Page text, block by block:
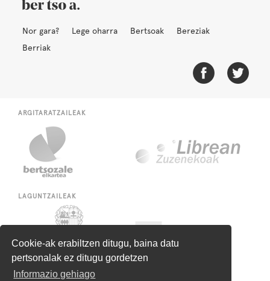
Cookie-ak erabiltzen ditugu, baina datu
pertsonalak ez ditugu gordetzen
Informazio gehiago
Nor gara? Lege oharra Bertsoak
Bereziak
Berriak
ARGITARATZAILEAK
LAGUNTZAILEAK